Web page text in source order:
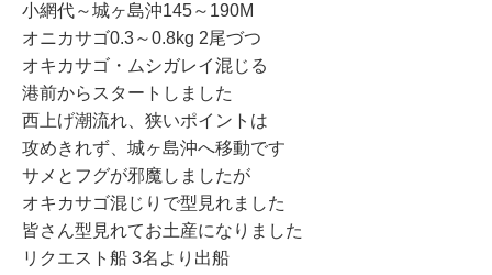
小網代～城ヶ島沖145～190M
オニカサゴ0.3～0.8kg 2尾づつ
オキカサゴ・ムシガレイ混じる
港前からスタートしました
西上げ潮流れ、狭いポイントは
攻めきれず、城ヶ島沖へ移動です
サメとフグが邪魔しましたが
オキカサゴ混じりで型見れました
皆さん型見れてお土産になりました
リクエスト船 3名より出船